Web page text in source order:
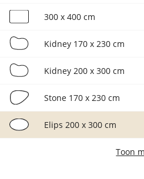
300 x 400 cm
Kidney 170 x 230 cm
Kidney 200 x 300 cm
Stone 170 x 230 cm
Elips 200 x 300 cm
Toon